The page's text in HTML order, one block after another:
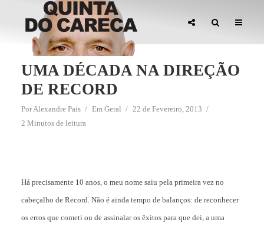
UMA DÉCADA NA DIREÇÃO
DE RECORD
PorAlexandre Pais Em Geral
22 de Fevereiro, 2013
2 Minutos de leitura
Há precisamente 10 anos, o meu nome saiu pela primeira vez no
cabeçalho de Record. Não é ainda tempo de balanços: de reconhecer
os erros que cometi ou de assinalar os êxitos para que dei, a uma